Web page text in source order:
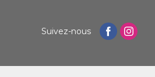
Suivez-nous